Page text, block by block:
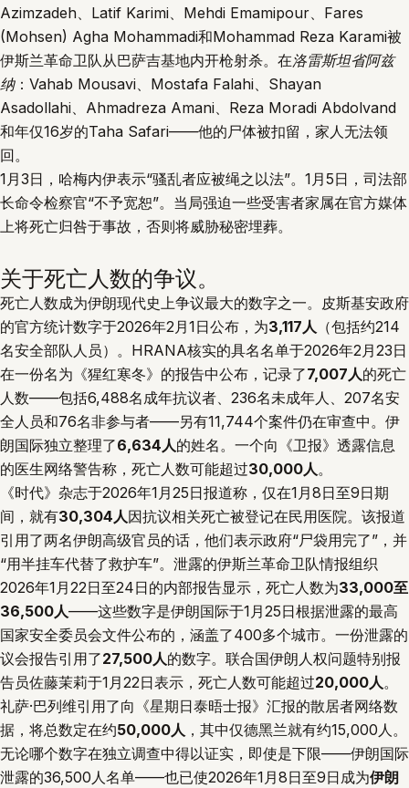
Azimzadeh、Latif Karimi、Mehdi Emamipour、Fares
(Mohsen) Agha Mohammadi和Mohammad Reza Karami被
伊斯兰革命卫队从巴萨吉基地内开枪射杀。在洛雷斯坦省阿兹
纳：Vahab Mousavi、Mostafa Falahi、Shayan
Asadollahi、Ahmadreza Amani、Reza Moradi Abdolvand
和年仅16岁的Taha Safari——他的尸体被扣留，家人无法领
回。
1月3日，哈梅内伊表示“骚乱者应被绳之以法”。1月5日，司法部
长命令检察官“不予宽恕”。当局强迫一些受害者家属在官方媒体
上将死亡归咎于事故，否则将威胁秘密埋葬。
关于死亡人数的争议。
死亡人数成为伊朗现代史上争议最大的数字之一。皮斯基安政府
的官方统计数字于2026年2月1日公布，为3,117人 （包括约214
名安全部队人员）。HRANA核实的具名名单于2026年2月23日
在一份名为《猩红寒冬》的报告中公布，记录了7,007人的死亡
人数——包括6,488名成年抗议者、236名未成年人、207名安
全人员和76名非参与者——另有11,744个案件仍在审查中。伊
朗国际独立整理了6,634人的姓名。一个向《卫报》透露信息
的医生网络警告称，死亡人数可能超过30,000人。
《时代》杂志于2026年1月25日报道称，仅在1月8日至9日期
间，就有30,304人因抗议相关死亡被登记在民用医院。该报道
引用了两名伊朗高级官员的话，他们表示政府“尸袋用完了”，并
“用半挂车代替了救护车”。泄露的伊斯兰革命卫队情报组织
2026年1月22日至24日的内部报告显示，死亡人数为33,000至
36,500人——这些数字是伊朗国际于1月25日根据泄露的最高
国家安全委员会文件公布的，涵盖了400多个城市。一份泄露的
议会报告引用了27,500人的数字。联合国伊朗人权问题特别报
告员佐藤茉莉于1月22日表示，死亡人数可能超过20,000人。
礼萨·巴列维引用了向《星期日泰晤士报》汇报的散居者网络数
据，将总数定在约50,000人 ，其中仅德黑兰就有约15,000人。
无论哪个数字在独立调查中得以证实，即使是下限——伊朗国际
泄露的36,500人名单——也已使2026年1月8日至9日成为伊朗